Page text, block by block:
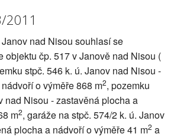
2011
nad Nisou souhlasí se
objektu čp. 517 v Janově nad Nisou (
stpč. 546 k. ú. Janov nad Nisou -
o výměře 868 m2, pozemku
nad Nisou - zastavěná plocha a
m2, garáže na stpč. 574/2 k. ú. Janov
plocha a nádvoří o výměře 41 m2 a